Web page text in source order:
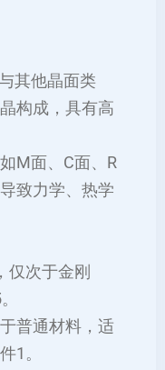
其他晶面类
构成，具有高
M面、C面、R
致力学、热学
仅次于金刚
普通材料，适
‌1。